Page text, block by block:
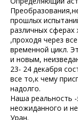
прошлых
различных сферах
,проходя через
временной цикл.
и новым,
23- 24 декабря
все то,к чему
надолго.
Наша реальность
неожиданного и
Уран.